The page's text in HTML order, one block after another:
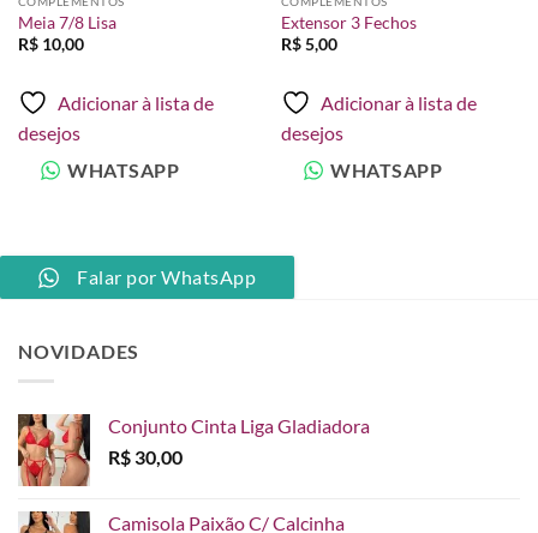
Meia 7/8 Lisa
R$10,00
Adicionar à lista de
desejos
WHATSAPP
Extensor 3 Fechos
R$5,00
Adicionar à lista de
desejos
WHATSAPP
Falar por WhatsApp
NOVIDADES
Conjunto Cinta Liga Gladiadora
R$ 30,00
Camisola Paixão C/ Calcinha